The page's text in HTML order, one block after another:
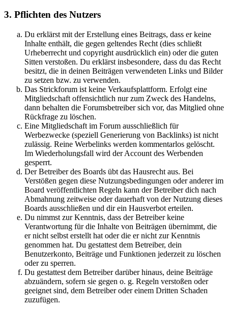
3. Pflichten des Nutzers
Du erklärst mit der Erstellung eines Beitrags, dass er keine
Inhalte enthält, die gegen geltendes Recht (dies schließt
Urheberrecht und copyright ausdrücklich ein) oder die guten
Sitten verstoßen. Du erklärst insbesondere, dass du das Recht
besitzt, die in deinen Beiträgen verwendeten Links und Bilder
zu setzen bzw. zu verwenden.
Das Strickforum ist keine Verkaufsplattform. Erfolgt eine
Mitgliedschaft offensichtlich nur zum Zweck des Handelns,
dann behalten die Forumsbetreiber sich vor, das Mitglied ohne
Rückfrage zu löschen.
Eine Mitgliedschaft im Forum ausschließlich für
Werbezwecke (speziell Generierung von Backlinks) ist nicht
zulässig. Reine Werbelinks werden kommentarlos gelöscht.
Im Wiederholungsfall wird der Account des Werbenden
gesperrt.
Der Betreiber des Boards übt das Hausrecht aus. Bei
Verstößen gegen diese Nutzungsbedingungen oder anderer im
Board veröffentlichten Regeln kann der Betreiber dich nach
Abmahnung zeitweise oder dauerhaft von der Nutzung dieses
Boards ausschließen und dir ein Hausverbot erteilen.
Du nimmst zur Kenntnis, dass der Betreiber keine
Verantwortung für die Inhalte von Beiträgen übernimmt, die
er nicht selbst erstellt hat oder die er nicht zur Kenntnis
genommen hat. Du gestattest dem Betreiber, dein
Benutzerkonto, Beiträge und Funktionen jederzeit zu löschen
oder zu sperren.
Du gestattest dem Betreiber darüber hinaus, deine Beiträge
abzuändern, sofern sie gegen o. g. Regeln verstoßen oder
geeignet sind, dem Betreiber oder einem Dritten Schaden
zuzufügen.